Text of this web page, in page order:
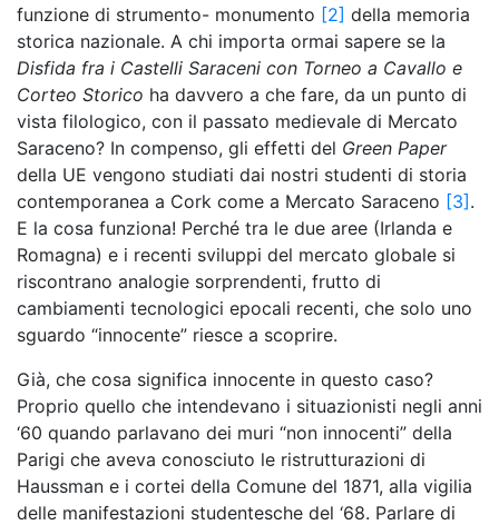
funzione di strumento- monumento [2] della memoria
storica nazionale. A chi importa ormai sapere se la
Disfida fra i Castelli Saraceni con Torneo a Cavallo e
Corteo Storico ha davvero a che fare, da un punto di
vista filologico, con il passato medievale di Mercato
Saraceno? In compenso, gli effetti del Green Paper
della UE vengono studiati dai nostri studenti di storia
contemporanea a Cork come a Mercato Saraceno [3] .
E la cosa funziona! Perché tra le due aree (Irlanda e
Romagna) e i recenti sviluppi del mercato globale si
riscontrano analogie sorprendenti, frutto di
cambiamenti tecnologici epocali recenti, che solo uno
sguardo “innocente” riesce a scoprire.
Già, che cosa significa innocente in questo caso?
Proprio quello che intendevano i situazionisti negli anni
‘60 quando parlavano dei muri “non innocenti” della
Parigi che aveva conosciuto le ristrutturazioni di
Haussman e i cortei della Comune del 1871, alla vigilia
delle manifestazioni studentesche del ‘68. Parlare di